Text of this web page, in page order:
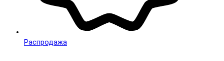
Распродажа